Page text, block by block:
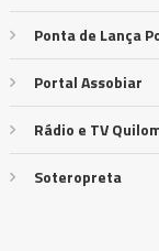
Ponta de Lança
Portal Assobiar
Rádio e TV
Soteropreta